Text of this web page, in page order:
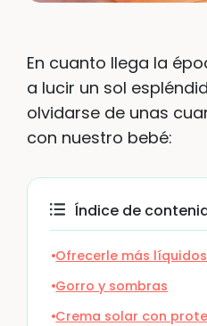
En cuanto llega la
a lucir un sol
olvidarse de unas
con nuestro bebé:
Índice de
Ofrecerle más líquidos
Gorro y sombras
Crema solar con